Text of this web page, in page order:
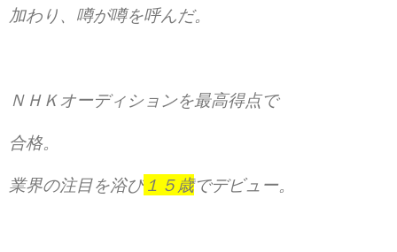
加わり、噂が噂を呼んだ。
ＮＨＫオーディションを最高得点で
合格。
業界の注目を浴び １５歳でデビュー。